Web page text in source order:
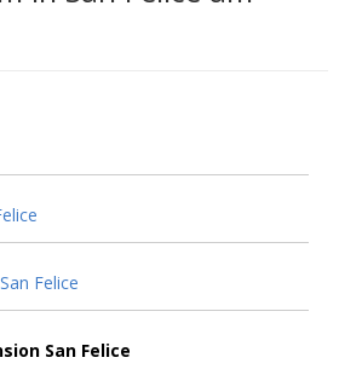
Felice
San Felice